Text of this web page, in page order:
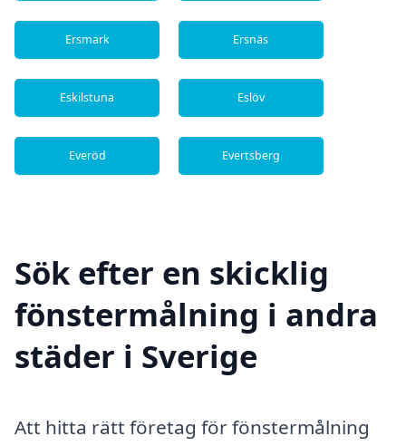
Ersmark Ersnäs
Eskilstuna Eslöv
Everöd Evertsberg
Sök efter en skicklig
fönstermålning i andra
städer i Sverige
Att hitta rätt företag för fönstermålning